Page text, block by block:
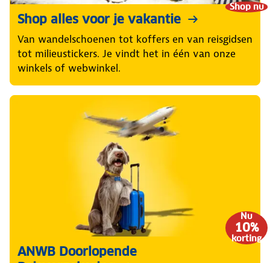
Shop nu
Shop alles voor je vakantie
Van wandelschoenen tot koffers en van reisgidsen
tot milieustickers. Je vindt het in één van onze
winkels of webwinkel.
Nu
10%
korting
ANWB Doorlopende